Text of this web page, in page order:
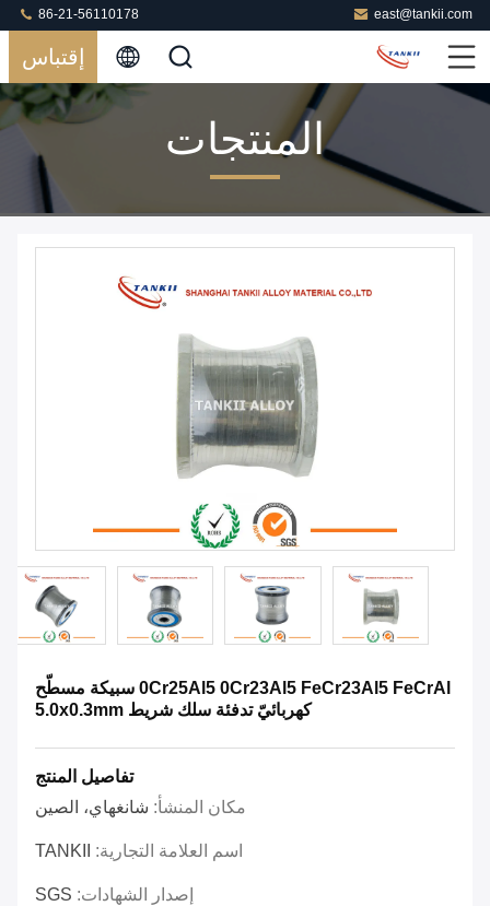
east@tankii.com
86-21-56110178
إقتباس
المنتجات
0Cr25Al5 0Cr23Al5 FeCr23Al5 FeCrAl سبيكة مسطّح
كهربائيّ تدفئة سلك شريط 5.0x0.3mm
تفاصيل المنتج
مكان المنشأ: شانغهاي، الصين
اسم العلامة التجارية: TANKII
إصدار الشهادات: SGS